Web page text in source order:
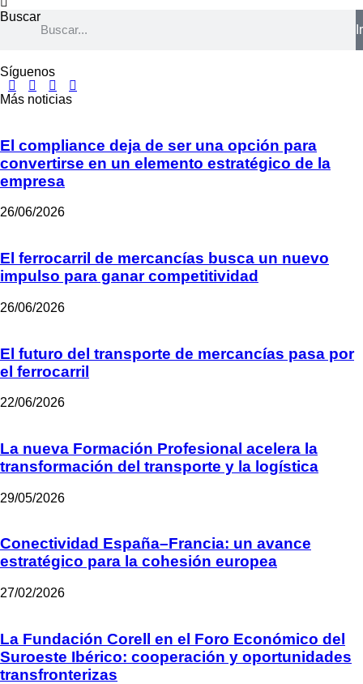
Buscar
Ir
Síguenos
Más noticias
El compliance deja de ser una opción para
convertirse en un elemento estratégico de la
empresa
26/06/2026
El ferrocarril de mercancías busca un nuevo
impulso para ganar competitividad
26/06/2026
El futuro del transporte de mercancías pasa por
el ferrocarril
22/06/2026
La nueva Formación Profesional acelera la
transformación del transporte y la logística
29/05/2026
Conectividad España–Francia: un avance
estratégico para la cohesión europea
27/02/2026
La Fundación Corell en el Foro Económico del
Suroeste Ibérico: cooperación y oportunidades
transfronterizas